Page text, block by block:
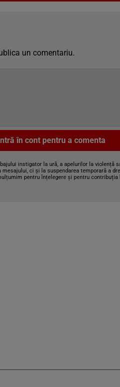
un comentariu.
Intră în cont pentru a comenta
instigator la ură, a apelurilor la violență
ci și la suspendarea temporară a
pentru înțelegere și pentru contribuția